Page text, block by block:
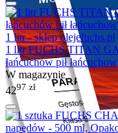
1 litr FUCHS TITAN
łańcuchów pił
W magazynie
4297 zł